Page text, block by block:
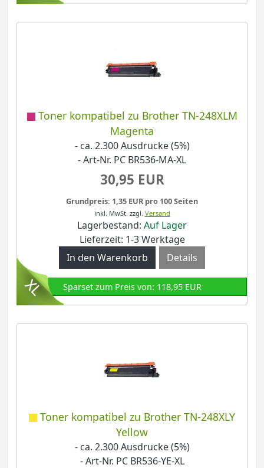
Toner kompatibel zu Brother TN-248XLM
Magenta
- ca. 2.300 Ausdrucke (5%)
- Art-Nr. PC BR536-MA-XL
30,95 EUR
Grundpreis: 1,35 EUR pro 100 Seiten
inkl. MwSt. zzgl. Versand
Lagerbestand: Auf Lager
Lieferzeit: 1-3 Werktage
Details
Sparset zum Preis von: 118,95 EUR
Toner kompatibel zu Brother TN-248XLY
Yellow
- ca. 2.300 Ausdrucke (5%)
- Art-Nr. PC BR536-YE-XL